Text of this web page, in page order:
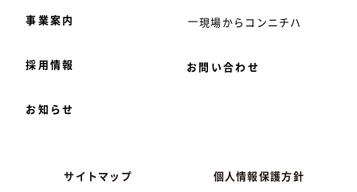
事業案内
採用情報
お知らせ
現場からコンニチハ
お問い合わせ
サイトマップ 個人情報保護方針